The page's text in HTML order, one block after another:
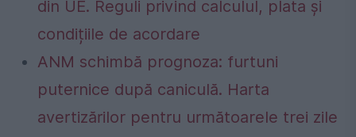
din UE. Reguli privind calculul, plata și
condițiile de acordare
ANM schimbă prognoza: furtuni
puternice după caniculă. Harta
avertizărilor pentru următoarele trei zile